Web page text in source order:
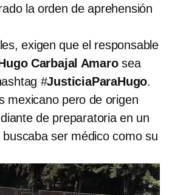
la orden de aprehensión
exigen que el responsable
Carbajal Amarosea
#JusticiaParaHugo.
mexicano pero de origen
de preparatoria en un
ser médico como su